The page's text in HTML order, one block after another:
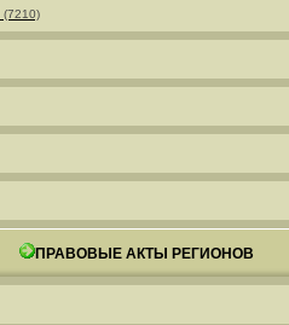
(7210)
ПРАВОВЫЕ АКТЫ РЕГИОНОВ